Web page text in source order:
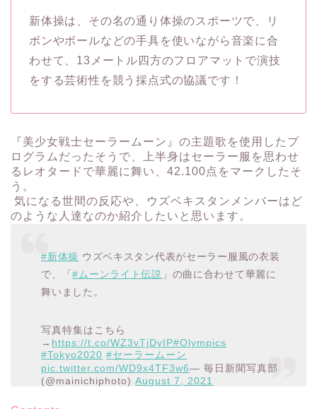
新体操は、その名の通り体操のスポーツで、リ
ボンやボールなどの手具を使いながら音楽に合
わせて、13メートル四方のフロアマットで演技
をする芸術性を競う採点式の協議です！
『美少女戦士セーラームーン』の主題歌を使用したプ
ログラムだったそうで、上半身はセーラー服を思わせ
るレオタードで華麗に舞い、42.100点をマークしたそ
う。
気になる世間の反応や、ウズベキスタンメンバーはど
のような人達なのか紹介したいと思います。
#新体操 ウズベキスタン代表がセーラー服風の衣装
で、「#ムーンライト伝説 」の曲に合わせて華麗に
舞いました。
写真特集はこちら
→ https://t.co/WZ3vTjDyIP#Olympics
#Tokyo2020 #セーラームーン
pic.twitter.com/WD9x4TF3w6— 毎日新聞写真部
(@mainichiphoto)August 7, 2021